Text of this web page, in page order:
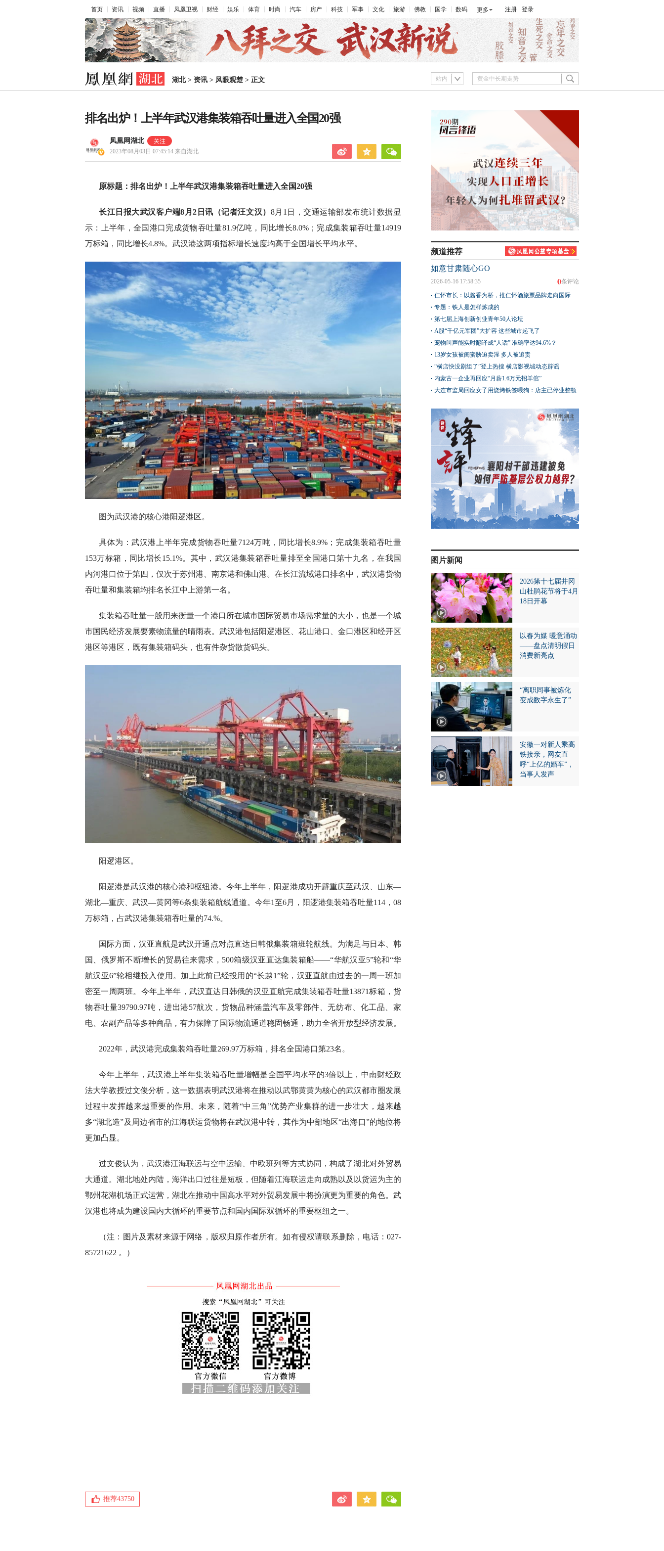
首页 资讯 视频 直播 凤凰卫视 财经 娱乐 体育 时尚 汽车 房产 科技 军事 文化 旅游 佛教 国学 数码 更多 注册 登录
湖北> 资讯 > 凤眼观楚 > 正文 站内
排名出炉！上半年武汉港集装箱吞吐量进入全国20强
凤凰网湖北
2023年08月03日 07:45:14 来自湖北
原标题：排名出炉！上半年武汉港集装箱吞吐量进入全国20强
长江日报大武汉客户端8月2日讯（记者汪文汉） 8月1日，交通运输部发布统计数据显
示：上半年，全国港口完成货物吞吐量81.9亿吨，同比增长8.0%；完成集装箱吞吐量14919
万标箱，同比增长4.8%。武汉港这两项指标增长速度均高于全国增长平均水平。
图为武汉港的核心港阳逻港区。
具体为：武汉港上半年完成货物吞吐量7124万吨，同比增长8.9%；完成集装箱吞吐量
153万标箱，同比增长15.1%。其中，武汉港集装箱吞吐量排至全国港口第十九名，在我国
内河港口位于第四，仅次于苏州港、南京港和佛山港。在长江流域港口排名中，武汉港货物
吞吐量和集装箱均排名长江中上游第一名。
集装箱吞吐量一般用来衡量一个港口所在城市国际贸易市场需求量的大小，也是一个城
市国民经济发展要素物流量的晴雨表。武汉港包括阳逻港区、花山港口、金口港区和经开区
港区等港区，既有集装箱码头，也有件杂货散货码头。
阳逻港区。
阳逻港是武汉港的核心港和枢纽港。今年上半年，阳逻港成功开辟重庆至武汉、山东—
湖北—重庆、武汉—黄冈等6条集装箱航线通道。今年1至6月，阳逻港集装箱吞吐量114，08
万标箱，占武汉港集装箱吞吐量的74.%。
国际方面，汉亚直航是武汉开通点对点直达日韩俄集装箱班轮航线。为满足与日本、韩
国、俄罗斯不断增长的贸易往来需求，500箱级汉亚直达集装箱船——“华航汉亚5”轮和“华
航汉亚6”轮相继投入使用。加上此前已经投用的“长越1”轮，汉亚直航由过去的一周一班加
密至一周两班。今年上半年，武汉直达日韩俄的汉亚直航完成集装箱吞吐量13871标箱，货
物吞吐量39790.97吨，进出港57航次，货物品种涵盖汽车及零部件、无纺布、化工品、家
电、农副产品等多种商品，有力保障了国际物流通道稳固畅通，助力全省开放型经济发展。
2022年，武汉港完成集装箱吞吐量269.97万标箱，排名全国港口第23名。
今年上半年，武汉港上半年集装箱吞吐量增幅是全国平均水平的3倍以上，中南财经政
法大学教授过文俊分析，这一数据表明武汉港将在推动以武鄂黄黄为核心的武汉都市圈发展
过程中发挥越来越重要的作用。未来，随着“中三角”优势产业集群的进一步壮大，越来越
多“湖北造”及周边省市的江海联运货物将在武汉港中转，其作为中部地区“出海口”的地位将
更加凸显。
过文俊认为，武汉港江海联运与空中运输、中欧班列等方式协同，构成了湖北对外贸易
大通道。湖北地处内陆，海洋出口过往是短板，但随着江海联运走向成熟以及以货运为主的
鄂州花湖机场正式运营，湖北在推动中国高水平对外贸易发展中将扮演更为重要的角色。武
汉港也将成为建设国内大循环的重要节点和国内国际双循环的重要枢纽之一。
（注：图片及素材来源于网络，版权归原作者所有。如有侵权请联系删除，电话：027-
85721622 。）
推荐43750
频道推荐
如意甘肃随心GO
0条评论
2026-05-16 17:58:35
仁怀市长：以酱香为桥，推仁怀酒旅票品牌走向国际
专题：铁人是怎样炼成的
第七届上海创新创业青年50人论坛
A股“千亿元军团”大扩容 这些城市起飞了
宠物叫声能实时翻译成“人话” 准确率达94.6%？
13岁女孩被闺蜜胁迫卖淫 多人被追责
“横店快没剧组了”登上热搜 横店影视城动态辟谣
内蒙古一企业再回应“月薪1.6万元招羊倌”
大连市监局回应女子用烧烤铁签喂狗：店主已停业整顿
图片新闻
2026第十七届井冈
山杜鹃花节将于4月
18日开幕
以春为媒 暖意涌动
——盘点清明假日
消费新亮点
“离职同事被炼化
变成数字永生了”
安徽一对新人乘高
铁接亲，网友直
呼“上亿的婚车”，
当事人发声